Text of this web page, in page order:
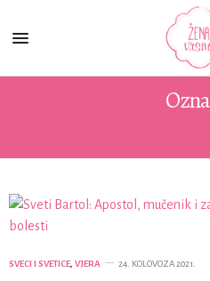
SVECI I SVETICE, VJERA 24. KOLOVOZA 2021.